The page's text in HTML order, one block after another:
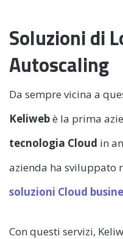
Soluzioni di
Autoscaling
Da sempre vicina a
Keliwebè la prima
tecnologia Cloud in
azienda ha sviluppato
soluzioni Cloud
Con questi servizi,